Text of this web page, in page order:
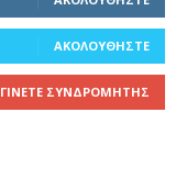
ΑΚΟΛΟΥΘΉΣΤΕ
ΓΊΝΕΤΕ ΣΥΝΔΡΟΜΗΤΉΣ